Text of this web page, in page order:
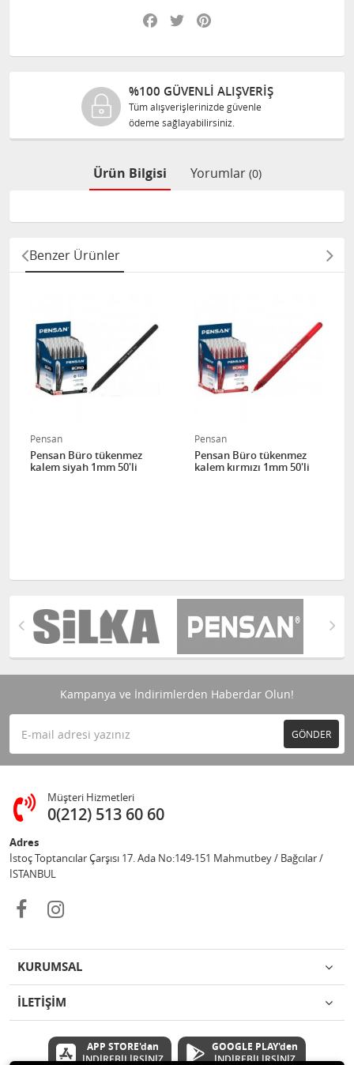
Facebook
Twitter
%100 GÜVENLİ ALIŞVERİŞ
Tüm alışverişlerinizde güvenle
ödeme sağlayabilirsiniz.
Ürün Bilgisi Yorumlar (0)
Benzer Ürünler
Pensan
Pensan Büro tükenmez
kalem siyah 1mm 50'li
Pensan
Pensan Büro tükenmez
kalem kırmızı 1mm 50'li
Kampanya ve İndirimlerden Haberdar Olun!
GÖNDER
Müşteri Hizmetleri
0(212) 513 60 60
Adres
İstoç Toptancılar Çarşısı 17. Ada No:149-151 Mahmutbey / Bağcılar /
İSTANBUL
KURUMSAL
İLETİŞİM
APP STORE'dan
İNDİREBİLİRSİNİZ
GOOGLE PLAY'den
İNDİREBİLİRSİNİZ